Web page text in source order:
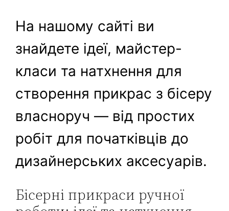
На нашому сайті ви
знайдете ідеї, майстер-
класи та натхнення для
створення прикрас з бісеру
власноруч — від простих
робіт для початківців до
дизайнерських аксесуарів.
Бісерні прикраси ручної